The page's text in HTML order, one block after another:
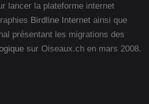
lancer la plateforme internet
Birdline Internet ainsi que
présentant les migrations des
sur Oiseaux.ch en mars 2008.